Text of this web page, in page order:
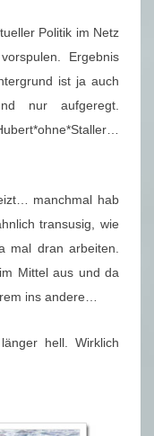
Politik im Netz
Ergebnis
ist ja auch
nur aufgeregt.
manchmal hab
transusig, wie
mal dran arbeiten.
Mittel aus und da
ins andere…
hell. Wirklich